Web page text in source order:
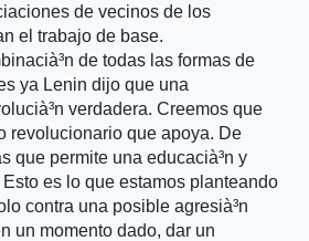
de vecinos de los
el trabajo de base.
de todas las formas de
ya Lenin dijo que una
verdadera. Creemos que
revolucionario que apoya. De
que permite una educacià³n y
es lo que estamos planteando
contra una posible agresià³n
un momento dado, dar un